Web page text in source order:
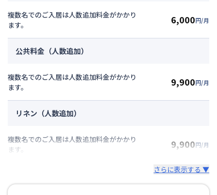
複数名でのご入居は人数追加料金がかかり
ます。
6,000円/月
公共料金（人数追加）
複数名でのご入居は人数追加料金がかかり
ます。
9,900円/月
リネン（人数追加）
複数名でのご入居は人数追加料金がかかり
ます。
9,900円/月
さらに表示する ▼